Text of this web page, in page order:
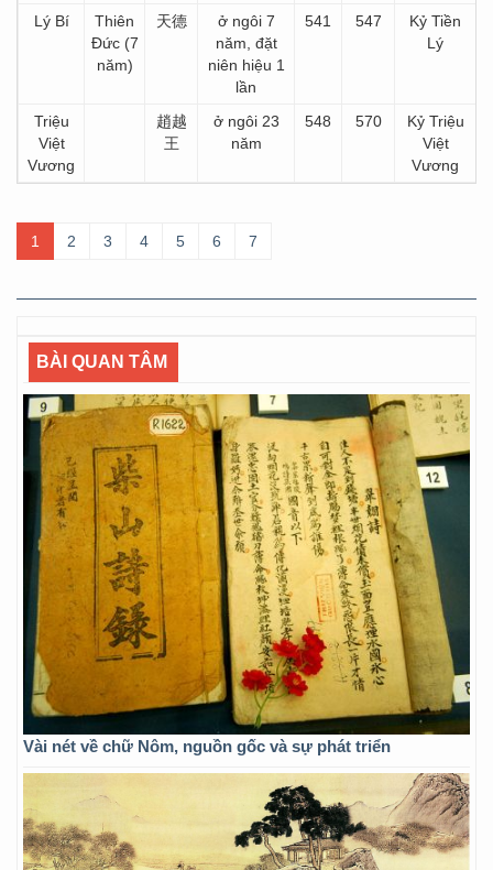
Lý Bí
Thiên
Đức (7
năm)
天德
ở ngôi 7
năm, đặt
niên hiệu 1
lần
541 547
Kỷ Tiền
Lý
Triệu
Việt
Vương
趙越
王
ở ngôi 23
năm
548 570
Kỷ Triệu
Việt
Vương
1 2 3 4 5 6 7
BÀI QUAN TÂM
Vài nét về chữ Nôm, nguồn gốc và sự phát triển